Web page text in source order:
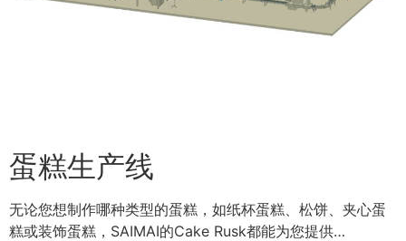
蛋糕生产线
无论您想制作哪种类型的蛋糕，如纸杯蛋糕、松饼、夹心蛋
糕或装饰蛋糕，SAIMAI的Cake Rusk都能为您提供…